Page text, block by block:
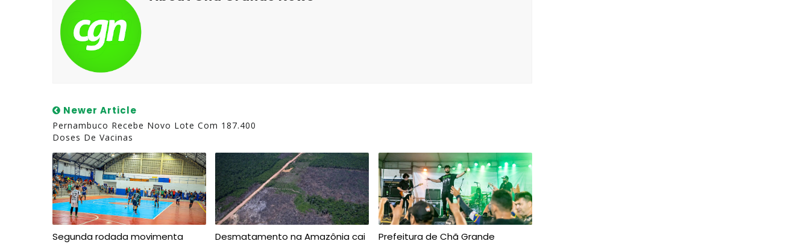
Newer Article
Pernambuco Recebe Novo Lote Com 187.400
Doses De Vacinas
Segunda rodada movimenta
Desmatamento na Amazônia cai
Prefeitura de Chã Grande